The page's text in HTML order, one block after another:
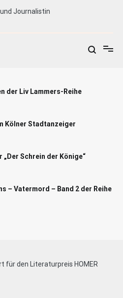
Journalistin
der Liv Lammers-Reihe
Kölner Stadtanzeiger
„Der Schrein der Könige“
– Vatermord – Band 2 der Reihe
für den Literaturpreis HOMER